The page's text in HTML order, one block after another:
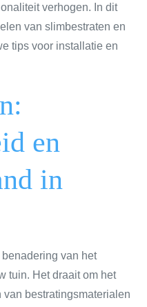
verhogen. In dit
van slimbestraten en
tips voor installatie en
en
in
van het
tuin. Het draait om het
bestratingsmaterialen